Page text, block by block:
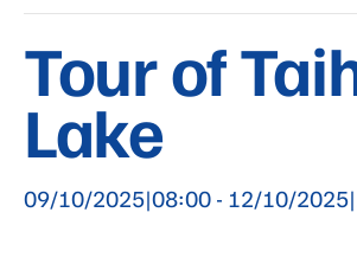
Tour of
Lake
09/10/2025|08:00- 12/10/